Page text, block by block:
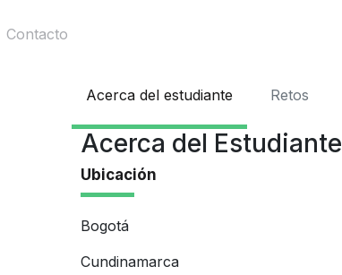
Contacto
Acerca del estudiante Retos
Acerca del Estudiante
Ubicación
Bogotá
Cundinamarca